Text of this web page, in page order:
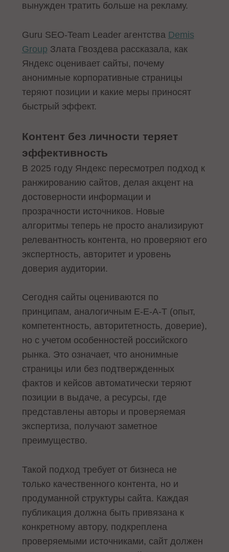
вынужден тратить больше на рекламу.
Guru SEO-Team Leader агентства Demis
Group Злата Гвоздева рассказала, как
Яндекс оценивает сайты, почему
анонимные корпоративные страницы
теряют позиции и какие меры приносят
быстрый эффект.
Контент без личности теряет
эффективность
В 2025 году Яндекс пересмотрел подход к
ранжированию сайтов, делая акцент на
достоверности информации и
прозрачности источников. Новые
алгоритмы теперь не просто анализируют
релевантность контента, но проверяют его
экспертность, авторитет и уровень
доверия аудитории.
Сегодня сайты оцениваются по
принципам, аналогичным E-E-A-T (опыт,
компетентность, авторитетность, доверие),
но с учетом особенностей российского
рынка. Это означает, что анонимные
страницы или без подтвержденных
фактов и кейсов автоматически теряют
позиции в выдаче, а ресурсы, где
представлены авторы и проверяемая
экспертиза, получают заметное
преимущество.
Такой подход требует от бизнеса не
только качественного контента, но и
продуманной структуры сайта. Каждая
публикация должна быть привязана к
конкретному автору, подкреплена
проверяемыми источниками, сайт должен